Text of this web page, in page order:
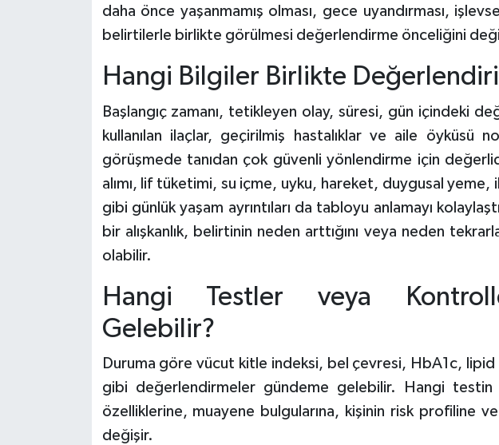
daha önce yaşanmamış olması, gece uyandırması,
belirtilerle birlikte görülmesi değerlendirme önceliğini
Hangi Bilgiler Birlikte
Başlangıç zamanı, tetikleyen olay, süresi, gün içindeki
kullanılan ilaçlar, geçirilmiş hastalıklar ve aile öyküsü
görüşmede tanıdan çok güvenli yönlendirme için
alımı, lif tüketimi, su içme, uyku, hareket, duygusal yeme,
gibi günlük yaşam ayrıntıları da tabloyu anlamayı
bir alışkanlık, belirtinin neden arttığını veya neden
olabilir.
Hangi Testler veya
Gelebilir?
Duruma göre vücut kitle indeksi, bel çevresi, HbA1c,
gibi değerlendirmeler gündeme gelebilir. Hangi
özelliklerine, muayene bulgularına, kişinin risk profiline
değişir.